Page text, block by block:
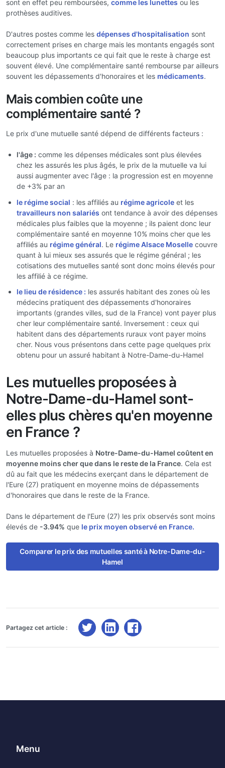
sont en effet peu remboursées, comme les lunettes ou les
prothèses auditives.
D'autres postes comme les dépenses d'hospitalisation sont
correctement prises en charge mais les montants engagés sont
beaucoup plus importants ce qui fait que le reste à charge est
souvent élevé. Une complémentaire santé rembourse par ailleurs
souvent les dépassements d'honoraires et les médicaments.
Mais combien coûte une
complémentaire santé ?
Le prix d'une mutuelle santé dépend de différents facteurs :
l'âge : comme les dépenses médicales sont plus élevées
chez les assurés les plus âgés, le prix de la mutuelle va lui
aussi augmenter avec l'âge : la progression est en moyenne
de +3% par an
le régime social : les affiliés au régime agricole et les
travailleurs non salariés ont tendance à avoir des dépenses
médicales plus faibles que la moyenne ; ils paient donc leur
complémentaire santé en moyenne 10% moins cher que les
affiliés au régime général. Le régime Alsace Moselle couvre
quant à lui mieux ses assurés que le régime général ; les
cotisations des mutuelles santé sont donc moins élevés pour
les affilié à ce régime.
le lieu de résidence : les assurés habitant des zones où les
médecins pratiquent des dépassements d'honoraires
importants (grandes villes, sud de la France) vont payer plus
cher leur complémentaire santé. Inversement : ceux qui
habitent dans des départements ruraux vont payer moins
cher. Nous vous présentons dans cette page quelques prix
obtenu pour un assuré habitant à Notre-Dame-du-Hamel
Les mutuelles proposées à
Notre-Dame-du-Hamel sont-
elles plus chères qu'en moyenne
en France ?
Les mutuelles proposées à Notre-Dame-du-Hamel coûtent en
moyenne moins cher que dans le reste de la France. Cela est
dû au fait que les médecins exerçant dans le département de
l'Eure (27) pratiquent en moyenne moins de dépassements
d'honoraires que dans le reste de la France.
Dans le département de l'Eure (27) les prix observés sont moins
élevés de -3.94% que le prix moyen observé en France.
Comparer le prix des mutuelles santé à Notre-Dame-du-
Hamel
Partagez cet article :
Menu